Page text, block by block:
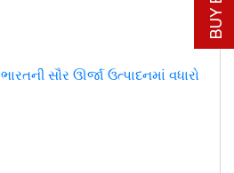
ભારતની સૌર ઊર્જા ઉત્પાદનમાં વધારો